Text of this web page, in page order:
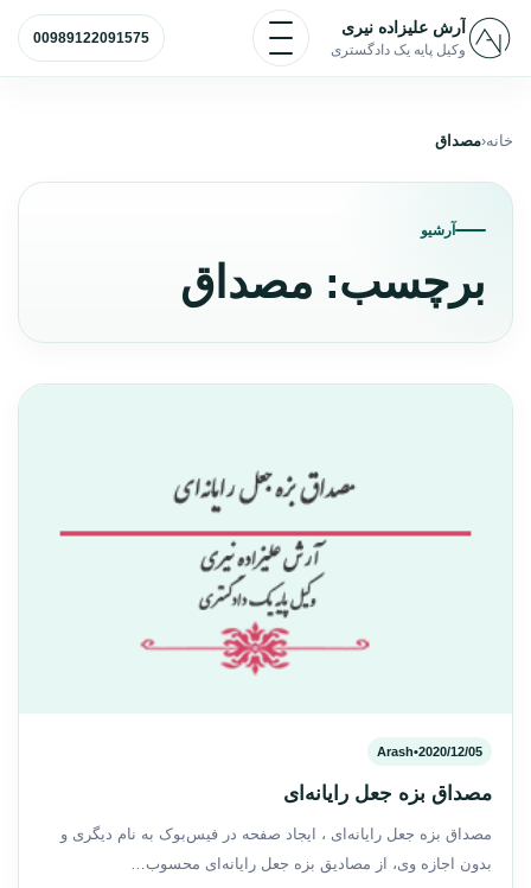
پرش به محتوا
آرش علیزاده نیری
وکیل پایه یک دادگستری
باز و بسته کردن منو
00989122091575
خانه مصداق
آرشیو
برچسب: مصداق
2020/12/05
•
Arash
مصداق بزه جعل رایانه‌ای
مصداق بزه جعل رایانه‌ای ، ایجاد صفحه در فیس‌بوک به نام دیگری و
بدون اجازه وی، از مصادیق بزه جعل رایانه‌ای محسوب…